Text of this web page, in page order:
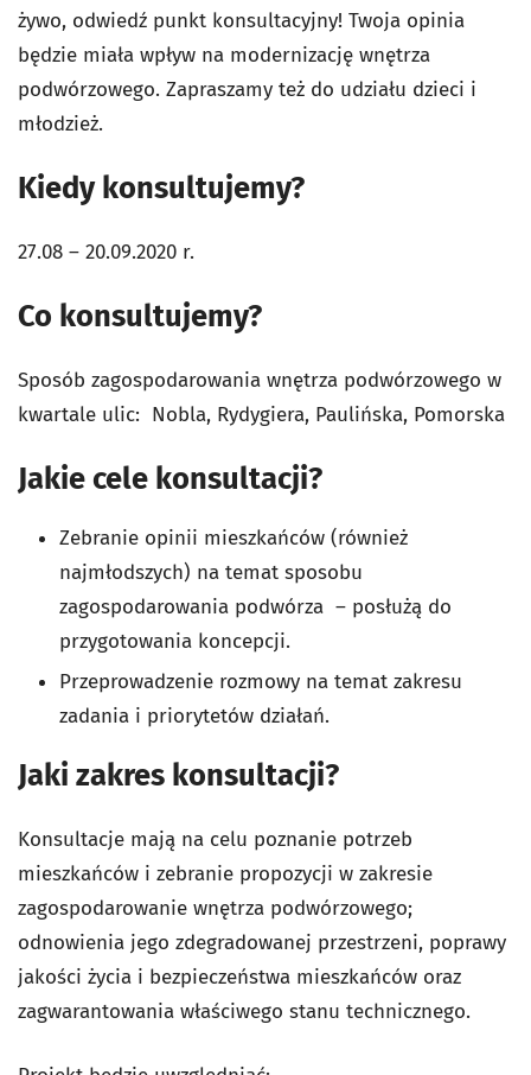
żywo, odwiedź punkt konsultacyjny! Twoja opinia
będzie miała wpływ na modernizację wnętrza
podwórzowego. Zapraszamy też do udziału dzieci i
młodzież.
Kiedy konsultujemy?
27.08 – 20.09.2020 r.
Co konsultujemy?
Sposób zagospodarowania wnętrza podwórzowego w
kwartale ulic: Nobla, Rydygiera, Paulińska, Pomorska
Jakie cele konsultacji?
Zebranie opinii mieszkańców (również
najmłodszych) na temat sposobu
zagospodarowania podwórza – posłużą do
przygotowania koncepcji.
Przeprowadzenie rozmowy na temat zakresu
zadania i priorytetów działań.
Jaki zakres konsultacji?
Konsultacje mają na celu poznanie potrzeb
mieszkańców i zebranie propozycji w zakresie
zagospodarowanie wnętrza podwórzowego;
odnowienia jego zdegradowanej przestrzeni, poprawy
jakości życia i bezpieczeństwa mieszkańców oraz
zagwarantowania właściwego stanu technicznego.